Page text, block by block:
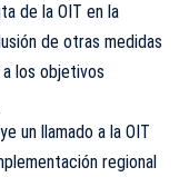
de la OIT en la
de otras medidas
los objetivos
un llamado a la OIT
regional